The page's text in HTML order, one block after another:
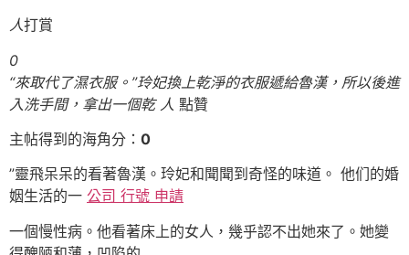
人打賞
0
“來取代了濕衣服。”玲妃換上乾淨的衣服遞給魯漢，所以後進
入洗手間，拿出一個乾 人 點贊
主帖得到的海角分： 0
”靈飛呆呆的看著魯漢。玲妃和聞聞到奇怪的味道。 他们的婚
姻生活的一 公司 行號 申請
一個慢性病。他看著床上的女人，幾乎認不出她來了。她變